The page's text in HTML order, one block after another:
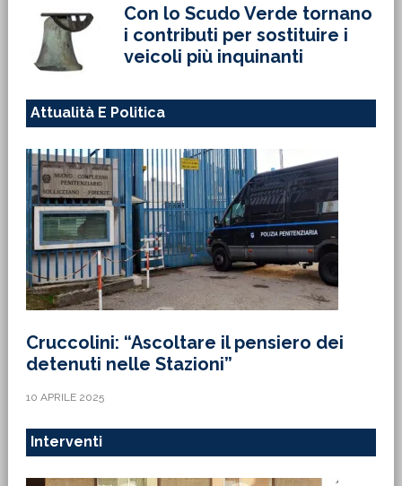
Con lo Scudo Verde tornano
i contributi per sostituire i
veicoli più inquinanti
Attualità E Politica
Cruccolini: “Ascoltare il pensiero dei
detenuti nelle Stazioni”
10 APRILE 2025
Interventi